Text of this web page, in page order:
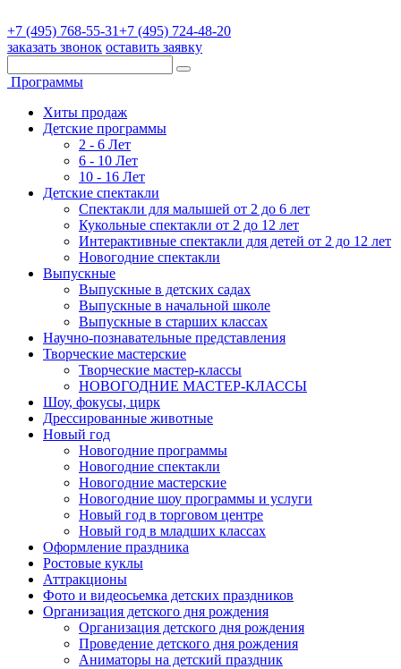
+7 (495) 768-55-31+7 (495) 724-48-20
заказать звонок оставить заявку
Программы
Хиты продаж
Детские программы
2 - 6 Лет
6 - 10 Лет
10 - 16 Лет
Детские спектакли
Спектакли для малышей от 2 до 6 лет
Кукольные спектакли от 2 до 12 лет
Интерактивные спектакли для детей от 2 до 12 лет
Новогодние спектакли
Выпускные
Выпускные в детских садах
Выпускные в начальной школе
Выпускные в старших классах
Научно-познавательные представления
Творческие мастерские
Творческие мастер-классы
НОВОГОДНИЕ МАСТЕР-КЛАССЫ
Шоу, фокусы, цирк
Дрессированные животные
Новый год
Новогодние программы
Новогодние спектакли
Новогодние мастерские
Новогодние шоу программы и услуги
Новый год в торговом центре
Новый год в младших классах
Оформление праздника
Ростовые куклы
Аттракционы
Фото и видеосьемка детских праздников
Организация детского дня рождения
Организация детского дня рождения
Проведение детского дня рождения
Аниматоры на детский праздник